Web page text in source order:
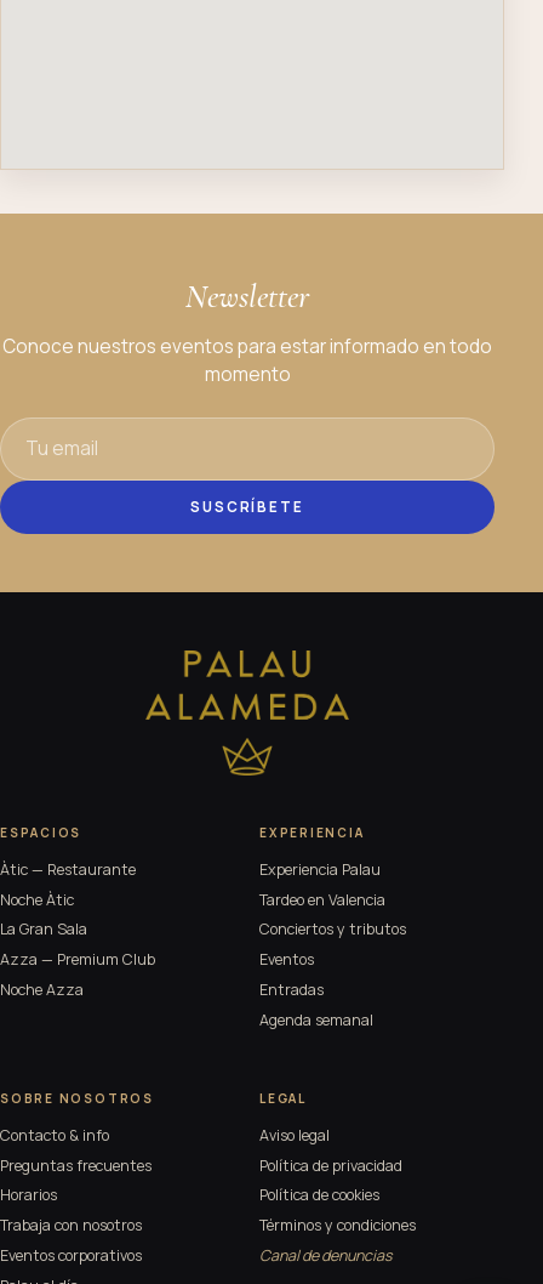
Newsletter
Conoce nuestros eventos para estar informado en todo
momento
SUSCRÍBETE
ESPACIOS
Àtic — Restaurante
Noche Àtic
La Gran Sala
Azza — Premium Club
Noche Azza
EXPERIENCIA
Experiencia Palau
Tardeo en Valencia
Conciertos y tributos
Eventos
Entradas
Agenda semanal
SOBRE NOSOTROS
Contacto & info
Preguntas frecuentes
Horarios
Trabaja con nosotros
Eventos corporativos
LEGAL
Aviso legal
Política de privacidad
Política de cookies
Términos y condiciones
Canal de denuncias